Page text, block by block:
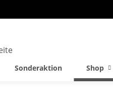
Sonderaktion Shop